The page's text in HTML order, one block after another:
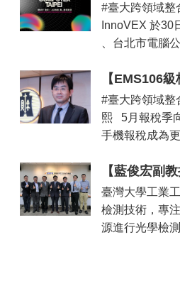
#臺大跨領域整
InnoVEX 於30
、台北市電腦
【EMS106
#臺大跨領域整
熙 5月報稅季
手機報稅成為
【藍俊宏副
臺灣大學工業
檢測技術，專
源進行光學檢